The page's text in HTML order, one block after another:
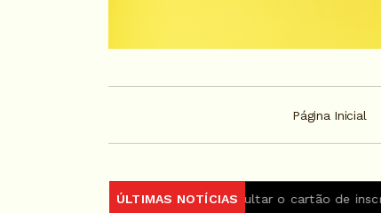
Página Inicial
ÚLTIMAS NOTÍCIAS
Encceja 2026 podem consultar o cartão de inscrição